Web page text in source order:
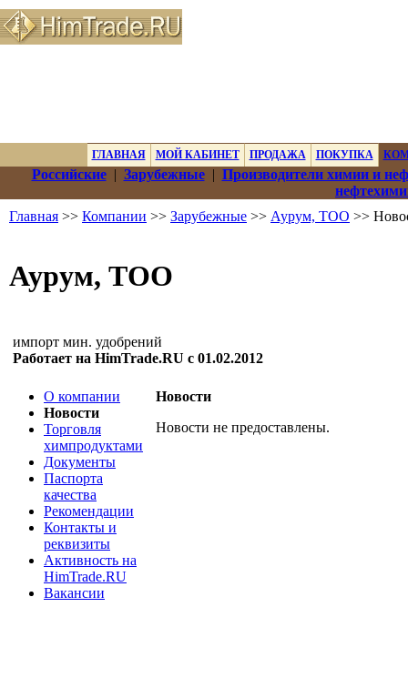
ГЛАВНАЯ МОЙ КАБИНЕТ ПРОДАЖА ПОКУПКА
Российские| Зарубежные| Производители химии и
Главная >> Компании >> Зарубежные >> Аурум, ТОО >>
Аурум, ТОО
импорт мин. удобрений
Работает на HimTrade.RU с 01.02.2012
О компании
Новости
Торговля
химпродуктами
Документы
Паспорта
качества
Рекомендации
Контакты и
реквизиты
Активность на
HimTrade.RU
Вакансии
Новости
Новости не предоставлены.